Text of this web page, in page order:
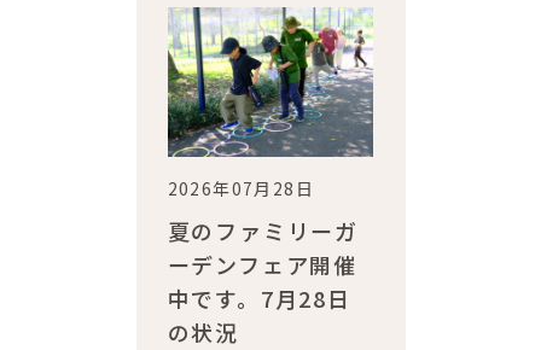
2026年07月28日
夏のファミリーガ
ーデンフェア開催
中です。7月28日
の状況